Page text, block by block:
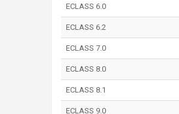
ECLASS 6.0
ECLASS 6.2
ECLASS 7.0
ECLASS 8.0
ECLASS 8.1
ECLASS 9.0